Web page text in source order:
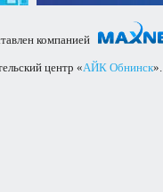
компанией
центр «АЙК Обнинск».